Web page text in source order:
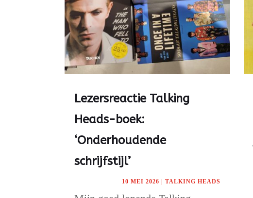
Lezersreactie Talking
Heads-boek:
‘Onderhoudende
schrijfstijl’
10 MEI 2026 | TALKING HEADS